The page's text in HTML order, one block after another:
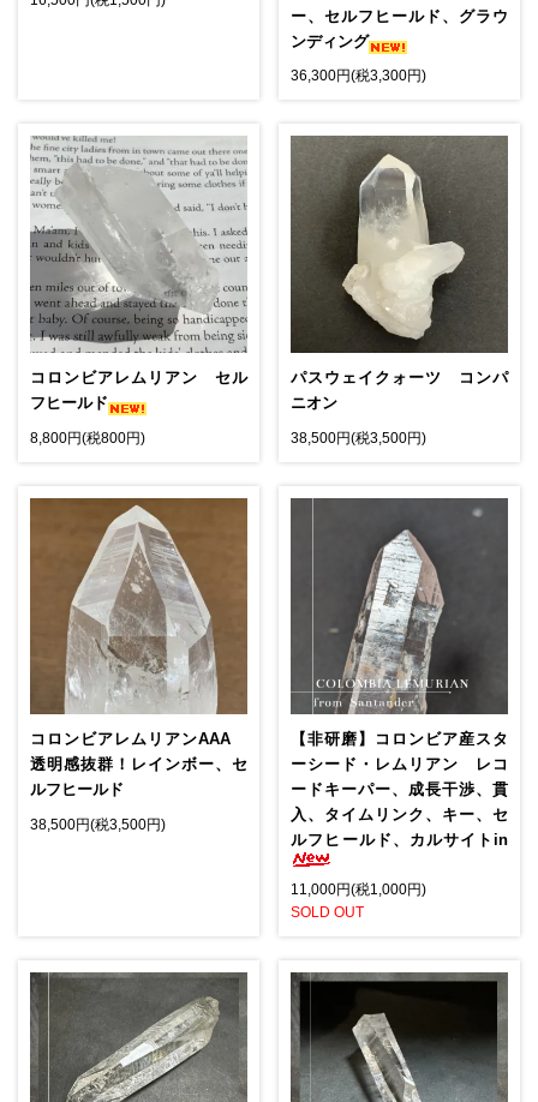
ー、セルフヒールド、グラウ
ンディング
36,300円(税3,300円)
コロンビアレムリアン セル
フヒールド
8,800円(税800円)
パスウェイクォーツ コンパ
ニオン
38,500円(税3,500円)
コロンビアレムリアンAAA
透明感抜群！レインボー、セ
ルフヒールド
38,500円(税3,500円)
【非研磨】コロンビア産スタ
ーシード・レムリアン レコ
ードキーパー、成長干渉、貫
入、タイムリンク、キー、セ
ルフヒールド、カルサイトin
11,000円(税1,000円)
SOLD OUT